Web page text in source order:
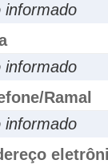
informado
informado
Ramal
informado